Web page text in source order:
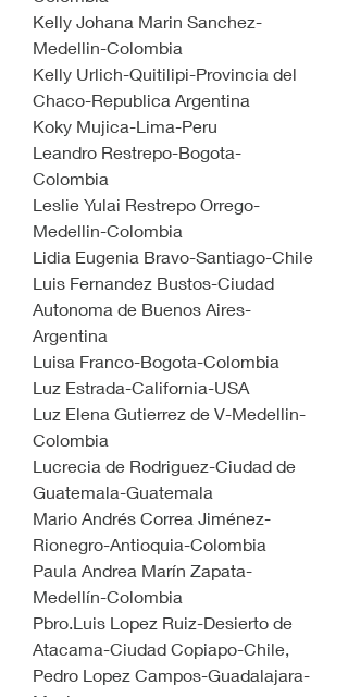
Kelly Johana Marin Sanchez-
Medellin-Colombia
Kelly Urlich-Quitilipi-Provincia del
Chaco-Republica Argentina
Koky Mujica-Lima-Peru
Leandro Restrepo-Bogota-
Colombia
Leslie Yulai Restrepo Orrego-
Medellin-Colombia
Lidia Eugenia Bravo-Santiago-Chile
Luis Fernandez Bustos-Ciudad
Autonoma de Buenos Aires-
Argentina
Luisa Franco-Bogota-Colombia
Luz Estrada-California-USA
Luz Elena Gutierrez de V-Medellin-
Colombia
Lucrecia de Rodriguez-Ciudad de
Guatemala-Guatemala
Mario Andrés Correa Jiménez-
Rionegro-Antioquia-Colombia
Paula Andrea Marín Zapata-
Medellín-Colombia
Pbro.Luis Lopez Ruiz-Desierto de
Atacama-Ciudad Copiapo-Chile,
Pedro Lopez Campos-Guadalajara-